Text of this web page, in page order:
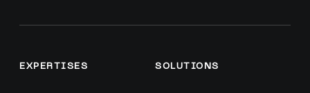
EXPERTISES SOLUTIONS